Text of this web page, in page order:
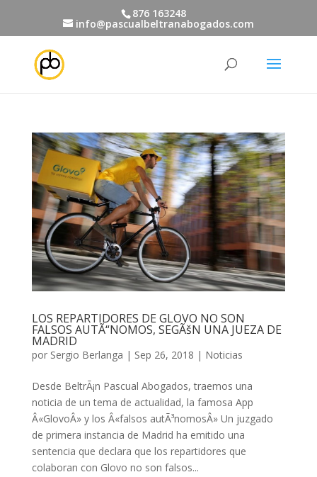
876 163248
info@pascualbeltranabogados.com
LOS REPARTIDORES DE GLOVO NO SON
FALSOS AUTÃ“NOMOS, SEGÃšN UNA JUEZA DE
MADRID
por Sergio Berlanga | Sep 26, 2018 | Noticias
Desde BeltrÃ¡n Pascual Abogados, traemos una
noticia de un tema de actualidad, la famosa App
Â«GlovoÂ» y los Â«falsos autÃ³nomosÂ» Un juzgado
de primera instancia de Madrid ha emitido una
sentencia que declara que los repartidores que
colaboran con Glovo no son falsos...